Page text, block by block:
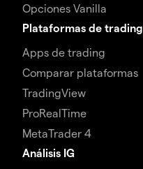
Opciones Vanilla
Plataformas de trading
Apps de trading
Comparar plataformas
TradingView
ProRealTime
MetaTrader 4
Análisis IG